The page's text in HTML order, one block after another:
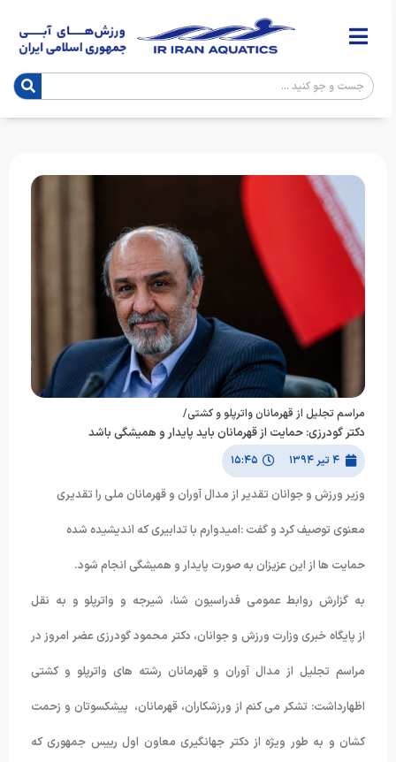
مراسم تجلیل از قهرمانان واترپلو و کشتی/
دکتر گودرزی: حمایت از قهرمانان باید پایدار و همیشگی باشد
۴ تیر ۱۳۹۴ ۱۵:۴۵
وزیر ورزش و جوانان تقدیر از مدال آوران و قهرمانان ملی را تقدیری
معنوی توصیف کرد و گفت :امیدوارم با تدابیری که اندیشیده شده
حمایت ها از این عزیزان به صورت پایدار و همیشگی انجام شود.
به گزارش روابط عمومی فدراسیون شنا، شیرجه و واترپلو و به نقل
از پایگاه خبری وزارت ورزش و جوانان، دکتر محمود گودرزی عضر امروز در
مراسم تجلیل از مدال آوران و قهرمانان رشته های واترپلو و کشتی
اظهارداشت: تشکر می کنم از ورزشکاران، قهرمانان، پیشکسوتان و زحمت
کشان و به طور ویژه از دکتر جهانگیری معاون اول رییس جمهوری که